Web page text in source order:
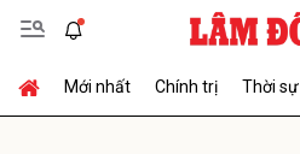
Mới nhất Chính trị Thời sự
Gửi bình luận